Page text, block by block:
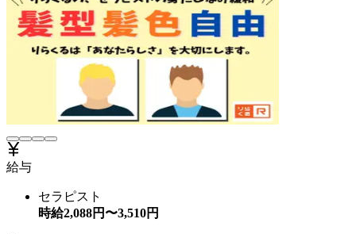
給与
セラピスト
時給2,088円〜3,510円